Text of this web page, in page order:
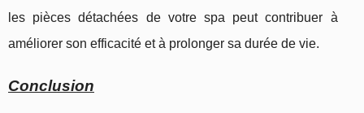
les pièces détachées de votre spa peut contribuer à
améliorer son efficacité et à prolonger sa durée de vie.
Conclusion